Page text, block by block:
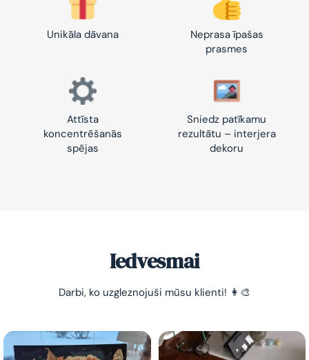
Unikāla dāvana
Neprasa īpašas
prasmes
Attīsta
koncentrēšanās
spējas
Sniedz patīkamu
rezultātu – interjera
dekoru
Iedvesmai
Darbi, ko uzgleznojuši mūsu klienti! 👩‍🎨